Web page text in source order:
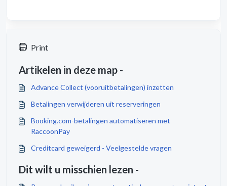
Print
Artikelen in deze map -
Advance Collect (vooruitbetalingen) inzetten
Betalingen verwijderen uit reserveringen
Booking.com-betalingen automatiseren met
RaccoonPay
Creditcard geweigerd - Veelgestelde vragen
Dit wilt u misschien lezen -